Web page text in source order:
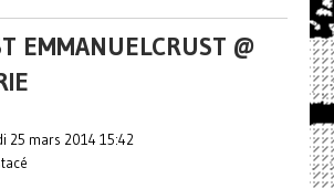
EMMANUELCRUST @
25 mars 2014 15:42